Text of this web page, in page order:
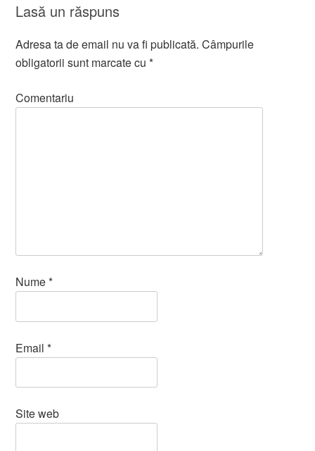
Lasă un răspuns
Adresa ta de email nu va fi publicată. Câmpurile
obligatorii sunt marcate cu*
Comentariu
Nume*
Email*
Site web